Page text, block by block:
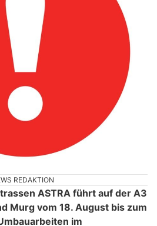
REDAKTION
ASTRA führt auf der A3
Murg vom 18. August bis zum
im